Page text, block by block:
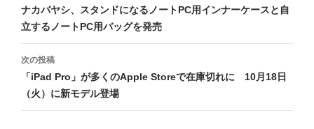
稿
ナ
ビ
ゲ
ー
ナカバヤシ、スタンドになるノートPC用インナーケースと自
立するノートPC用バッグを発売
次の投稿
「iPad Pro」が多くのApple Storeで在庫切れに 10月18日
（火）に新モデル登場